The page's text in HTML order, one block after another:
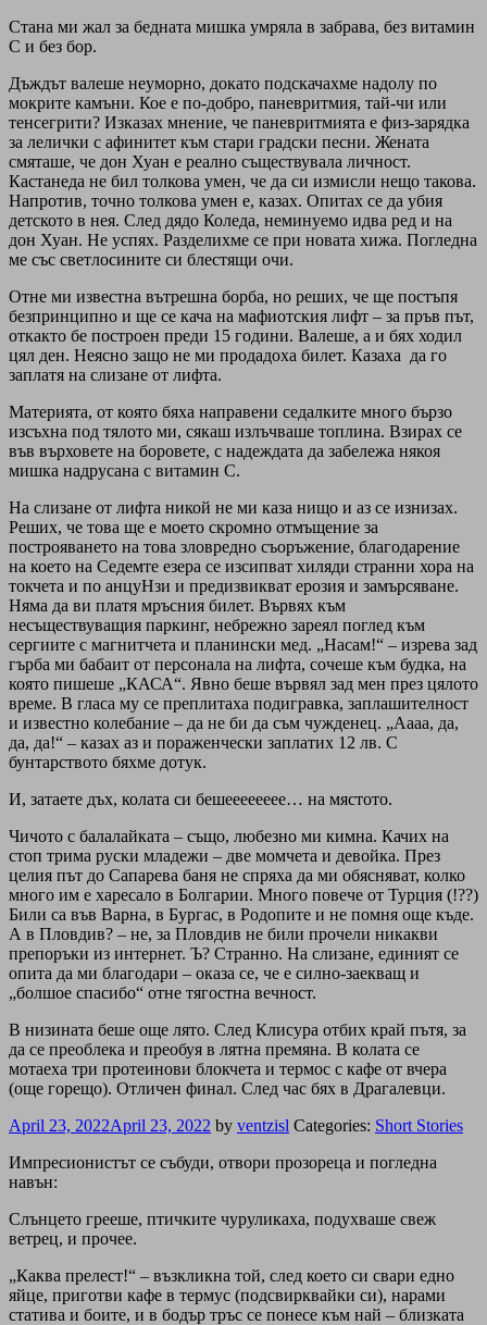
Стана ми жал за бедната мишка умряла в забрава, без витамин
С и без бор.
Дъждът валеше неуморно, докато подскачахме надолу по
мокрите камъни. Кое е по-добро, паневритмия, тай-чи или
тенсегрити? Изказах мнение, че паневритмията е физ-зарядка
за лелички с афинитет към стари градски песни. Жената
смяташе, че дон Хуан е реално съществувала личност.
Кастанеда не бил толкова умен, че да си измисли нещо такова.
Напротив, точно толкова умен е, казах. Опитах се да убия
детското в нея. След дядо Коледа, неминуемо идва ред и на
дон Хуан. Не успях. Разделихме се при новата хижа. Погледна
ме със светлосините си блестящи очи.
Отне ми известна вътрешна борба, но реших, че ще постъпя
безпринципно и ще се кача на мафиотския лифт – за пръв път,
откакто бе построен преди 15 години. Валеше, а и бях ходил
цял ден. Неясно защо не ми продадоха билет. Казаха да го
заплатя на слизане от лифта.
Материята, от която бяха направени седалките много бързо
изсъхна под тялото ми, сякаш излъчваше топлина. Взирах се
във върховете на боровете, с надеждата да забележа някоя
мишка надрусана с витамин С.
На слизане от лифта никой не ми каза нищо и аз се изнизах.
Реших, че това ще е моето скромно отмъщение за
построяването на това зловредно съоръжение, благодарение
на което на Седемте езера се изсипват хиляди странни хора на
токчета и по анцуНзи и предизвикват ерозия и замърсяване.
Няма да ви платя мръсния билет. Вървях към
несъществуващия паркинг, небрежно зареял поглед към
сергиите с магнитчета и планински мед. „Насам!“ – изрева зад
гърба ми бабаит от персонала на лифта, сочеше към будка, на
която пишеше „КАСА“. Явно беше вървял зад мен през цялото
време. В гласа му се преплитаха подигравка, заплашителност
и известно колебание – да не би да съм чужденец. „Аааа, да,
да, да!“ – казах аз и пораженчески заплатих 12 лв. С
бунтарството бяхме дотук.
И, затаете дъх, колата си бешееееееее… на мястото.
Чичото с балалайката – също, любезно ми кимна. Качих на
стоп трима руски младежи – две момчета и девойка. През
целия път до Сапарева баня не спряха да ми обясняват, колко
много им е харесало в Болгарии. Много повече от Турция (!??)
Били са във Варна, в Бургас, в Родопите и не помня още къде.
А в Пловдив? – не, за Пловдив не били прочели никакви
препоръки из интернет. Ъ? Странно. На слизане, единият се
опита да ми благодари – оказа се, че е силно-заекващ и
„болшое спасибо“ отне тягостна вечност.
В низината беше още лято. След Клисура отбих край пътя, за
да се преоблека и преобуя в лятна премяна. В колата се
мотаеха три протеинови блокчета и термос с кафе от вчера
(още горещо). Отличен финал. След час бях в Драгалевци.
April 23, 2022April 23, 2022 by ventzisl Categories: Short Stories
Импресионистът се събуди, отвори прозореца и погледна
навън:
Слънцето грееше, птичките чуруликаха, подухваше свеж
ветрец, и прочее.
„Каква прелест!“ – възкликна той, след което си свари едно
яйце, приготви кафе в термус (подсвирквайки си), нарами
статива и боите, и в бодър тръс се понесе към най – близката